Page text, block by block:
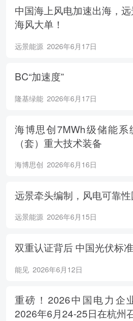
中国海上风电加速出海，
海风大单！
远景能源 2026年6月17日
BC“加速度”
隆基绿能 2026年6月17日
海博思创7MWh级储能
（套）重大技术装备
海博思创 2026年6月16日
远景牵头编制，风电可靠
远景能源 2026年6月15日
双重认证背后 中国
能见 2026年6月12日
重磅！2026中国电力企
2026年6月24-25日在杭州